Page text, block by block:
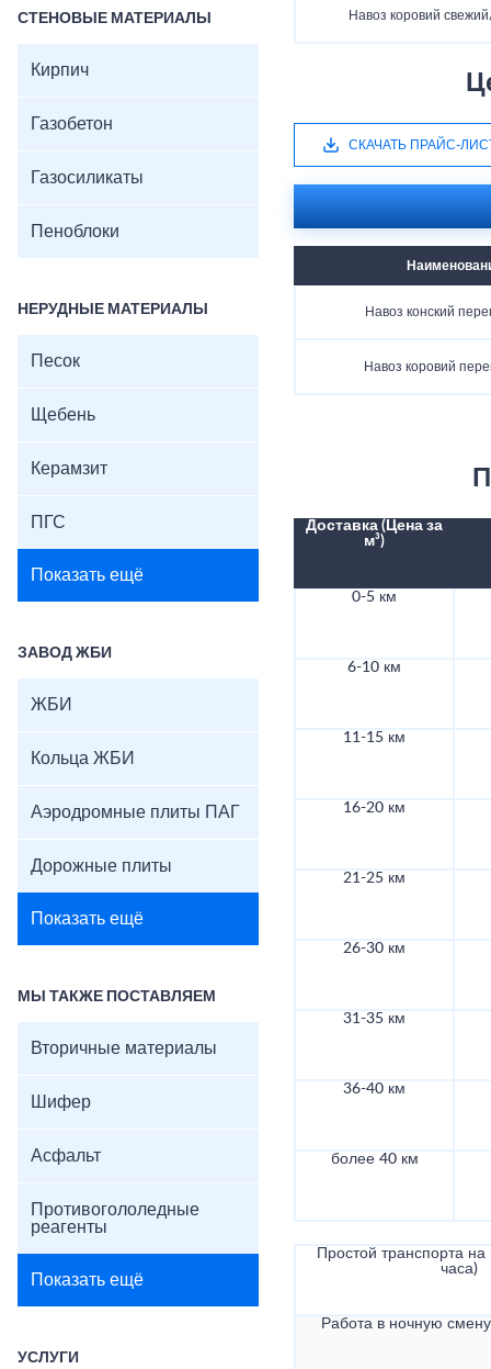
СТЕНОВЫЕ МАТЕРИАЛЫ
Кирпич
Газобетон
Газосиликаты
Пеноблоки
НЕРУДНЫЕ МАТЕРИАЛЫ
Песок
Щебень
Керамзит
ПГС
Показать ещё
ЗАВОД ЖБИ
ЖБИ
Кольца ЖБИ
Аэродромные плиты ПАГ
Дорожные плиты
Показать ещё
МЫ ТАКЖЕ ПОСТАВЛЯЕМ
Вторичные материалы
Шифер
Асфальт
Противогололедные
реагенты
Показать ещё
УСЛУГИ
Навоз коровий
СКАЧАТЬ ПРАЙС-
Навоз конский
Навоз коровий
Доставка (Цена за
м³)
0-5 км
6-10 км
11-15 км
16-20 км
21-25 км
26-30 км
31-35 км
36-40 км
более 40 км
Простой транспорта на
часа)
Работа в ночную